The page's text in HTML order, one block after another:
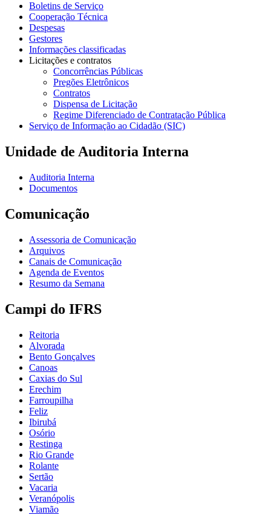
Boletins de Serviço
Cooperação Técnica
Despesas
Gestores
Informações classificadas
Licitações e contratos
Concorrências Públicas
Pregões Eletrônicos
Contratos
Dispensa de Licitação
Regime Diferenciado de Contratação Pública
Serviço de Informação ao Cidadão (SIC)
Unidade de Auditoria Interna
Auditoria Interna
Documentos
Comunicação
Assessoria de Comunicação
Arquivos
Canais de Comunicação
Agenda de Eventos
Resumo da Semana
Campi do IFRS
Reitoria
Alvorada
Bento Gonçalves
Canoas
Caxias do Sul
Erechim
Farroupilha
Feliz
Ibirubá
Osório
Restinga
Rio Grande
Rolante
Sertão
Vacaria
Veranópolis
Viamão